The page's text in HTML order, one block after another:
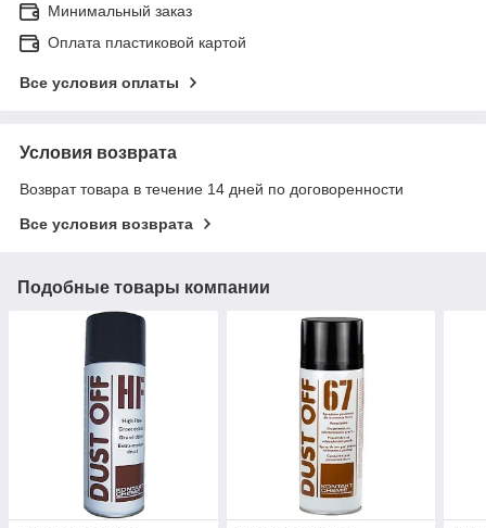
Минимальный заказ
Оплата пластиковой картой
Все условия оплаты
Условия возврата
Возврат товара в течение 14 дней по договоренности
Все условия возврата
Подобные товары компании